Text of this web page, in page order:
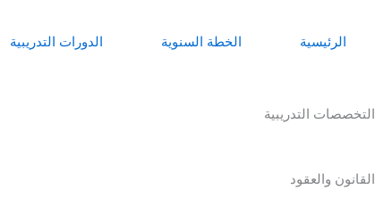
المحتوى
الرئيسية الخطة السنوية الدورات التدريبية
التخصصات التدريبية
القانون والعقود